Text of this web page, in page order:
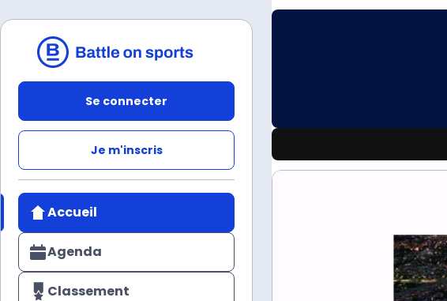
Se connecter
Je m'inscris
Accueil
Agenda
Classement